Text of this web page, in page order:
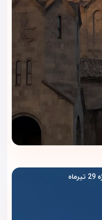
با ویداگشت رزرو
رزرو هتل‌های وان ترکیه،
هتل الیت ورد وانفراهم
این هتل با ویداگشت،